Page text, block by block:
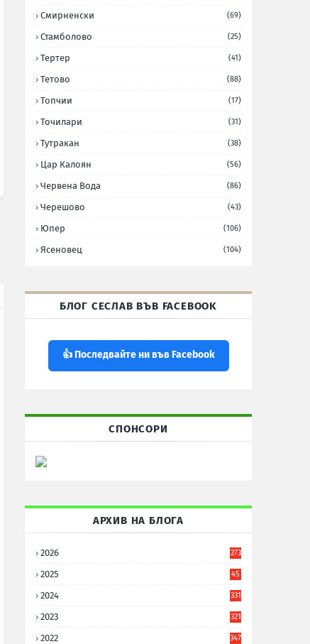
Смирненски (69)
Стамболово (25)
Тертер (41)
Тетово (88)
Топчии (17)
Точилари (31)
Тутракан (38)
Цар Калоян (56)
Червена Вода (86)
Черешово (43)
Юпер (106)
Ясеновец (104)
БЛОГ СЕСЛАВ ВЪВ FACEBOOK
👍 Последвайте ни във Facebook
СПОНСОРИ
АРХИВ НА БЛОГА
2026 273
2025
45
2024 331
2023 321
2022 347